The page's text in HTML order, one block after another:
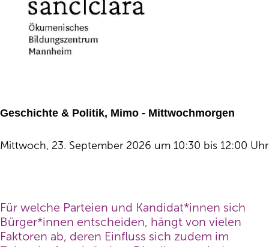
Geschichte & Politik, Mimo - Mittwochmorgen
Mittwoch, 23. September 2026 um 10:30 bis 12:00 Uhr
Für welche Parteien und Kandidat*innen sich
Bürger*innen entscheiden, hängt von vielen
Faktoren ab, deren Einfluss sich zudem im